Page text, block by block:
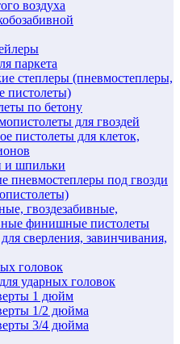
воздуха
паркета
степлеры (пневмостеплеры,
пистолеты)
по бетону
для гвоздей
пистолеты для клеток,
и шпильки
пневмостеплеры под гвозди
гвоздезабивные,
финишные пистолеты
сверления, завинчивания,
головок
ударных головок
1 дюйм
1/2 дюйма
3/4 дюйма